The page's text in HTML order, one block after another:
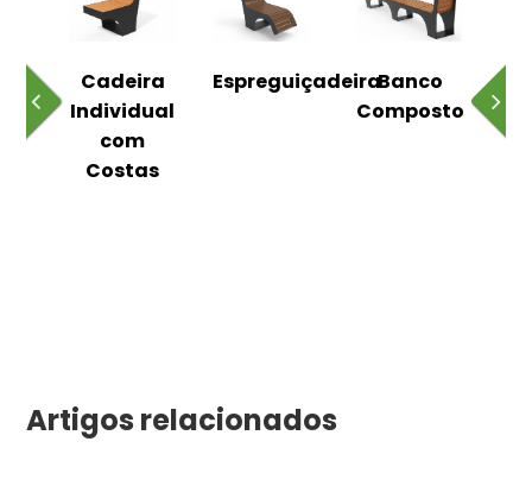
Cadeira
Individual
com
Costas
EspreguiçadeiraBanco
Composto
Artigos relacionados